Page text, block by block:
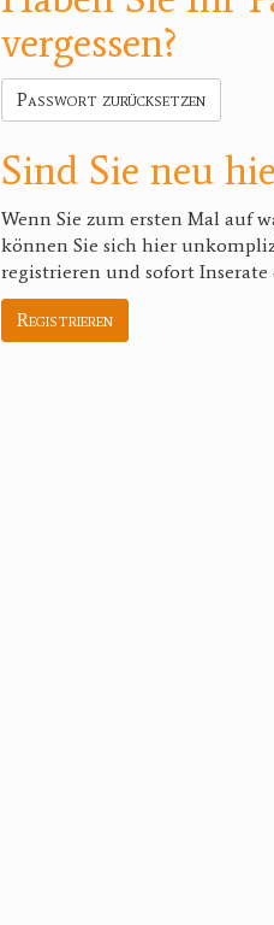
vergessen?
Passwort zurücksetzen
Sind Sie neu
Wenn Sie zum ersten Mal auf
können Sie sich hier
registrieren und sofort Inserate
Registrieren